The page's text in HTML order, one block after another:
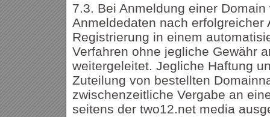
7.3. Bei Anmeldung einer Domain
Anmeldedaten nach erfolgreicher
Registrierung in einem
Verfahren ohne jegliche Gewähr
weitergeleitet. Jegliche Haftung
Zuteilung von bestellten
zwischenzeitliche Vergabe an
seitens der two12.net media